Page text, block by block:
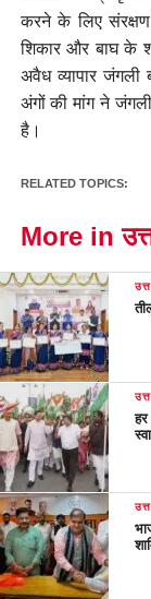
करने के लिए
शिकार और बाघ के
अवैध व्यापार
अंगों की मांग ने
है।
RELATED TOPICS:
More in